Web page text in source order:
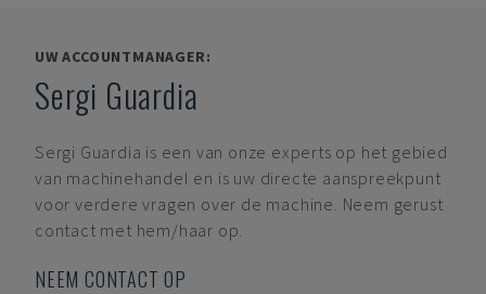
UW ACCOUNTMANAGER:
Sergi Guardia
Sergi Guardia is een van onze experts op het gebied
van machinehandel en is uw directe aanspreekpunt
voor verdere vragen over de machine. Neem gerust
contact met hem/haar op.
NEEM CONTACT OP